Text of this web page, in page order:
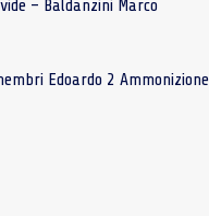
– Baldanzini Marco
Edoardo 2 Ammonizione